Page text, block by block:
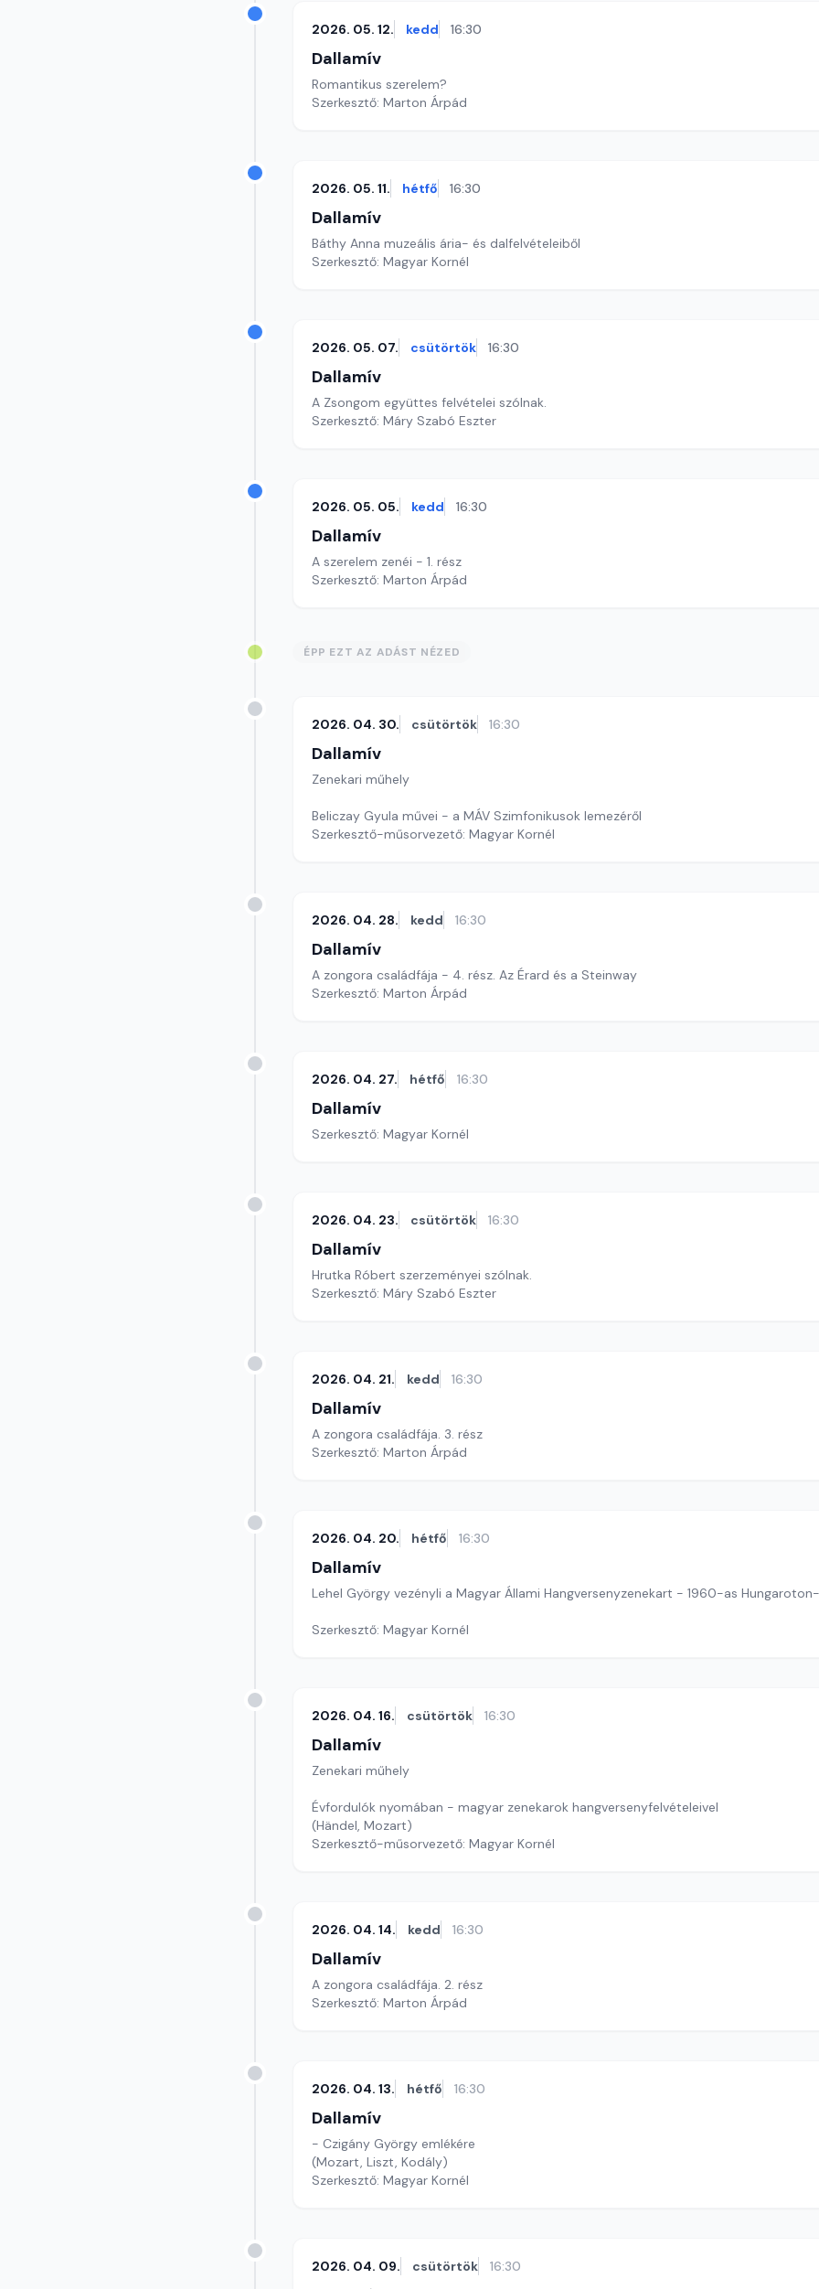
2026. 05. 12. kedd 16:30
Dallamív
Romantikus szerelem?
Szerkesztő: Marton Árpád
2026. 05. 11. hétfő 16:30
Dallamív
Báthy Anna muzeális ária- és dalfelvételeiből
Szerkesztő: Magyar Kornél
2026. 05. 07. csütörtök 16:30
Dallamív
A Zsongom együttes felvételei szólnak.
Szerkesztő: Máry Szabó Eszter
2026. 05. 05. kedd 16:30
Dallamív
A szerelem zenéi - 1. rész
Szerkesztő: Marton Árpád
ÉPP EZT AZ ADÁST NÉZED
2026. 04. 30. csütörtök 16:30
Dallamív
Zenekari műhely
Beliczay Gyula művei - a MÁV Szimfonikusok lemezéről
Szerkesztő-műsorvezető: Magyar Kornél
2026. 04. 28. kedd 16:30
Dallamív
A zongora családfája - 4. rész. Az Érard és a Steinway
Szerkesztő: Marton Árpád
2026. 04. 27. hétfő 16:30
Dallamív
Szerkesztő: Magyar Kornél
2026. 04. 23. csütörtök 16:30
Dallamív
Hrutka Róbert szerzeményei szólnak.
Szerkesztő: Máry Szabó Eszter
2026. 04. 21. kedd 16:30
Dallamív
A zongora családfája. 3. rész
Szerkesztő: Marton Árpád
2026. 04. 20. hétfő 16:30
Dallamív
Lehel György vezényli a Magyar Állami Hangversenyzenekart - 1960-as
Szerkesztő: Magyar Kornél
2026. 04. 16. csütörtök 16:30
Dallamív
Zenekari műhely
Évfordulók nyomában - magyar zenekarok hangversenyfelvételeivel
(Händel, Mozart)
Szerkesztő-műsorvezető: Magyar Kornél
2026. 04. 14. kedd 16:30
Dallamív
A zongora családfája. 2. rész
Szerkesztő: Marton Árpád
2026. 04. 13. hétfő 16:30
Dallamív
- Czigány György emlékére
(Mozart, Liszt, Kodály)
Szerkesztő: Magyar Kornél
2026. 04. 09. csütörtök 16:30